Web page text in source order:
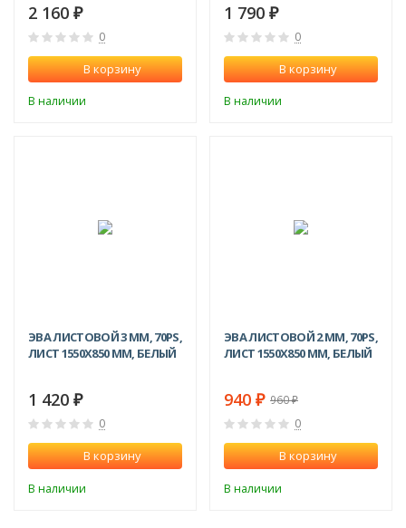
2 160 ₽
0
В корзину
В наличии
1 790 ₽
0
В корзину
В наличии
ЭВА ЛИСТОВОЙ 3 ММ, 70PS,
ЛИСТ 1550Х850 ММ, БЕЛЫЙ
1 420 ₽
0
В корзину
В наличии
ЭВА ЛИСТОВОЙ 2 ММ, 70PS,
ЛИСТ 1550Х850 ММ, БЕЛЫЙ
940 ₽ 960₽
0
В корзину
В наличии